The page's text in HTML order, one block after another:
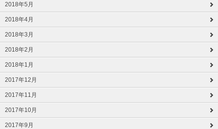
2018年5月
2018年4月
2018年3月
2018年2月
2018年1月
2017年12月
2017年11月
2017年10月
2017年9月